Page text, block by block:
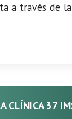
a través de
CLÍNICA 37